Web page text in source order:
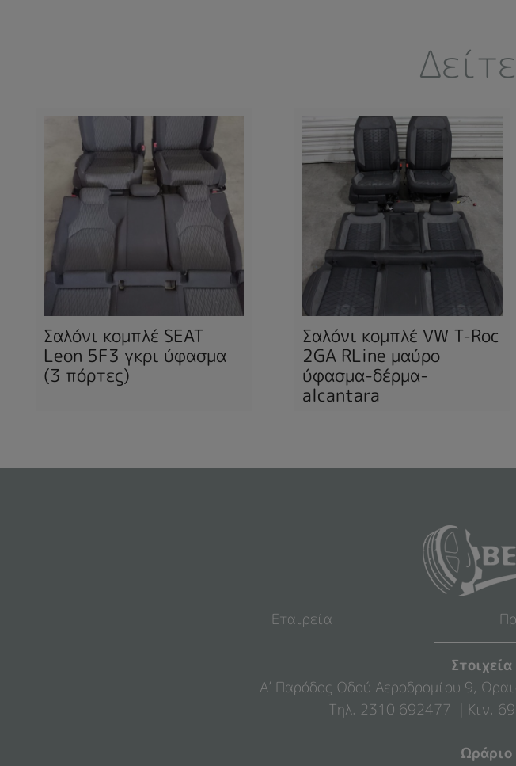
Σαλόνι κομπλέ SEAT
Leon 5F3 γκρι ύφασμα
(3 πόρτες)
Σαλόνι κομπλέ VW T-Roc
2GA RLine μαύρο
ύφασμα-δέρμα-
alcantara
Εταιρεία
Α’ Παρόδος Οδού Αεροδρομίου 9,
Τηλ. 2310 692477 | Κιν.
Ωράριο